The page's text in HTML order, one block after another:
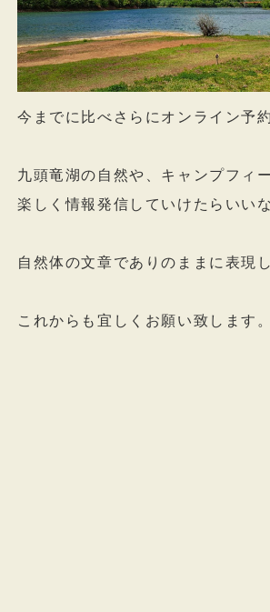
今までに比べさらにオンライン予
九頭竜湖の自然や、キャンプフィ
楽しく情報発信していけたらいい
自然体の文章でありのままに表現
これからも宜しくお願い致します。